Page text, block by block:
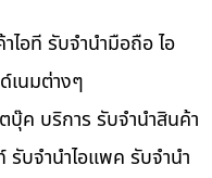
ไอที รับจำนำมือถือ ไอ
เนมต่างๆ
บุ๊ค บริการ รับจำนำสินค้า
บจำนำไอแพค รับจำนำ